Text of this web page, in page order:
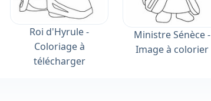
Roi d'Hyrule -
Coloriage à
télécharger
Ministre Sénèce -
Image à colorier